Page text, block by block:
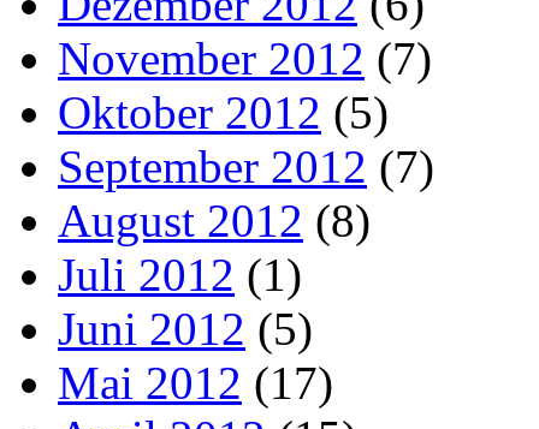
November 2012 (7)
Oktober 2012 (5)
September 2012 (7)
August 2012 (8)
Juli 2012 (1)
Juni 2012 (5)
Mai 2012 (17)